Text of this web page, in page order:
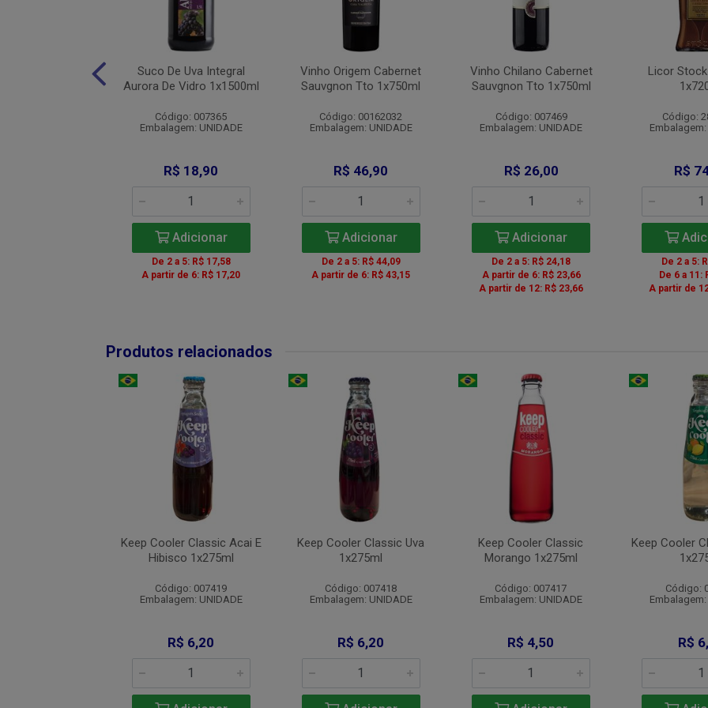
Suco De Uva Integral
Aurora De Vidro 1x1500ml
Código: 007365
Embalagem: UNIDADE
R$ 18,90
Adicionar
De 2 a 5: R$ 17,58
A partir de 6: R$ 17,20
Vinho Origem Cabernet
Sauvgnon Tto 1x750ml
Código: 00162032
Embalagem: UNIDADE
R$ 46,90
Adicionar
De 2 a 5: R$ 44,09
A partir de 6: R$ 43,15
Vinho Chilano Cabernet
Sauvgnon Tto 1x750ml
Código: 007469
Embalagem: UNIDADE
R$ 26,00
Adicionar
De 2 a 5: R$ 24,18
A partir de 6: R$ 23,66
A partir de 12: R$ 23,66
Licor
Código:
R$
De 2 a 5:
De 6 a 11:
A partir de
Produtos relacionados
Keep Cooler Classic Acai E
Hibisco 1x275ml
Código: 007419
Embalagem: UNIDADE
R$ 6,20
Keep Cooler Classic Uva
1x275ml
Código: 007418
Embalagem: UNIDADE
R$ 6,20
Keep Cooler Classic
Morango 1x275ml
Código: 007417
Embalagem: UNIDADE
R$ 4,50
Keep Cooler
Código:
R$